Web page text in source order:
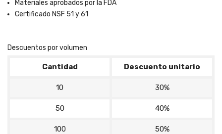
Materiales aprobados por la FDA
Certificado NSF 51 y 61
Descuentos por volumen
Cantidad Descuento unitario
10 30%
50 40%
100 50%